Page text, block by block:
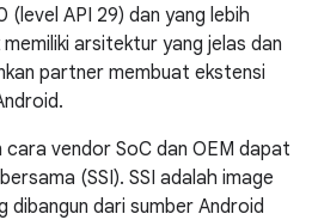
(level API 29) dan yang lebih
arsitektur yang jelas dan
partner membuat ekstensi
cara vendor SoC dan OEM dapat
(SSI). SSI adalah image
dari sumber Android